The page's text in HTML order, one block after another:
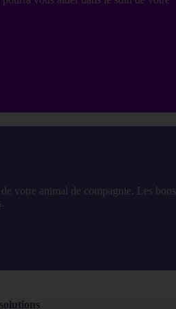
votre animal de compagnie. Les bons